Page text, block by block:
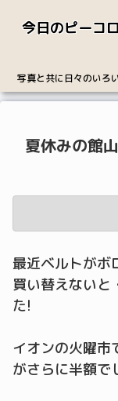
今日のピーコ
写真と共に日々のいろ
夏休みの館山
最近ベルトがボ
買い替えないと
た!
イオンの火曜市
がさらに半額で